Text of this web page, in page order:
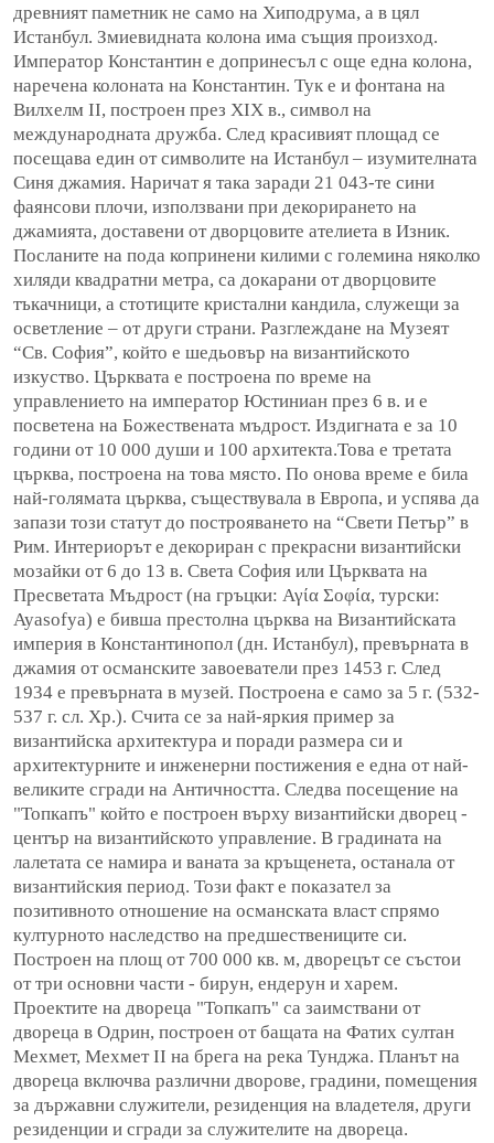
древният паметник не само на Хиподрума, а в цял
Истанбул. Змиевидната колона има същия произход.
Император Константин е допринесъл с още една колона,
наречена колоната на Константин. Тук е и фонтана на
Вилхелм ІІ, построен през ХІХ в., символ на
международната дружба. След красивият площад се
посещава един от символите на Истанбул – изумителната
Синя джамия. Наричат я така заради 21 043-те сини
фаянсови плочи, използвани при декорирането на
джамията, доставени от дворцовите ателиета в Изник.
Посланите на пода копринени килими с големина няколко
хиляди квадратни метра, са докарани от дворцовите
тъкачници, а стотиците кристални кандила, служещи за
осветление – от други страни. Разглеждане на Музеят
“Св. София”, който е шедьовър на византийското
изкуство. Църквата е построена по време на
управлението на император Юстиниан през 6 в. и е
посветена на Божествената мъдрост. Издигната е за 10
години от 10 000 души и 100 архитекта.Това е третата
църква, построена на това място. По онова време е била
най-голямата църква, съществувала в Европа, и успява да
запази този статут до построяването на “Свети Петър” в
Рим. Интериорът е декориран с прекрасни византийски
мозайки от 6 до 13 в. Света София или Църквата на
Пресветата Мъдрост (на гръцки: Αγία Σοφία, турски:
Ayasofya) е бивша престолна църква на Византийската
империя в Константинопол (дн. Истанбул), превърната в
джамия от османските завоеватели през 1453 г. След
1934 е превърната в музей. Построена е само за 5 г. (532-
537 г. сл. Хр.). Счита се за най-яркия пример за
византийска архитектура и поради размера си и
архитектурните и инженерни постижения е една от най-
великите сгради на Античността. Следва посещение на
"Топкапъ" който е построен върху византийски дворец -
център на византийското управление. В градината на
лалетата се намира и ваната за кръщенета, останала от
византийския период. Този факт е показател за
позитивното отношение на османската власт спрямо
културното наследство на предшествениците си.
Построен на площ от 700 000 кв. м, дворецът се състои
от три основни части - бирун, ендерун и харем.
Проектите на двореца "Топкапъ" са заимствани от
двореца в Одрин, построен от бащата на Фатих султан
Мехмет, Мехмет II на брега на река Тунджа. Планът на
двореца включва различни дворове, градини, помещения
за държавни служители, резиденция на владетеля, други
резиденции и сгради за служителите на двореца.